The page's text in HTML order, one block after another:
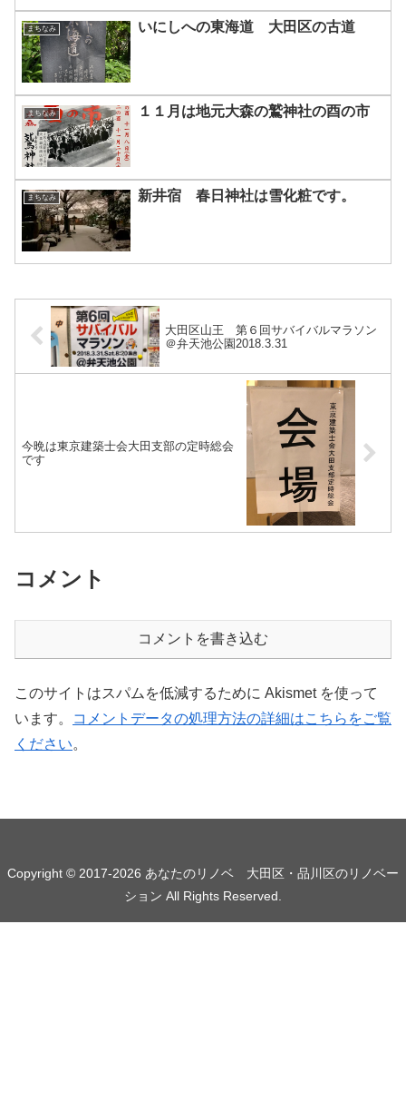
まちなみ いにしへの東海道 大田区の古道
まちなみ １１月は地元大森の鷲神社の酉の市
まちなみ 新井宿 春日神社は雪化粧です。
大田区山王 第６回サバイバルマラソン
＠弁天池公園2018.3.31
今晩は東京建築士会大田支部の定時総会
です
コメント
コメントを書き込む
このサイトはスパムを低減するために Akismet を使って
います。
コメントデータの処理方法の詳細はこちらをご覧
ください。
Copyright © 2017-2026 あなたのリノベ 大田区・品川区のリノベー
ション All Rights Reserved.